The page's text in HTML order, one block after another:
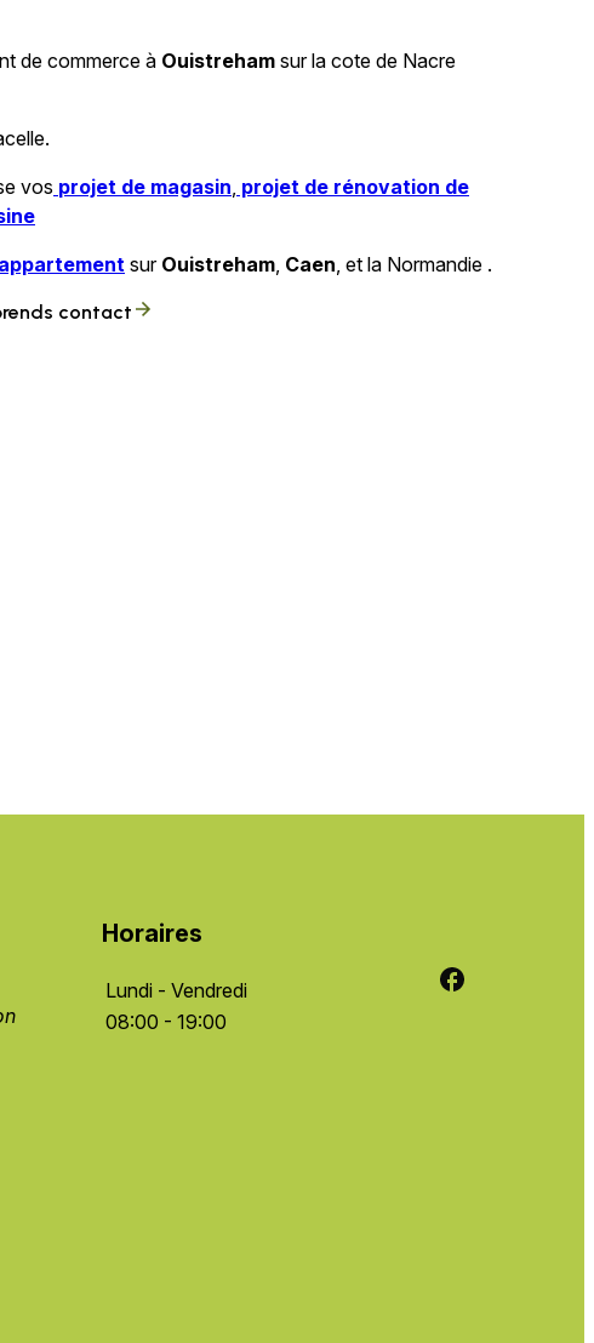
de commerce à Ouistreham sur la cote de Nacre
vos projet de magasin, projet de rénovation de
sur Ouistreham, Caen, et la Normandie .
contact
Horaires
Lundi - Vendredi
08:00 - 19:00